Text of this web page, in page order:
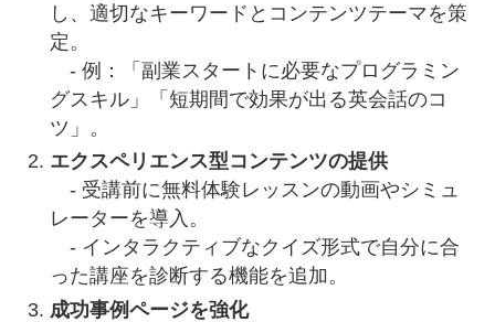
し、適切なキーワードとコンテンツテーマを策
定。
- 例：「副業スタートに必要なプログラミン
グスキル」「短期間で効果が出る英会話のコ
ツ」。
エクスペリエンス型コンテンツの提供
- 受講前に無料体験レッスンの動画やシミュ
レーターを導入。
- インタラクティブなクイズ形式で自分に合
った講座を診断する機能を追加。
成功事例ページを強化